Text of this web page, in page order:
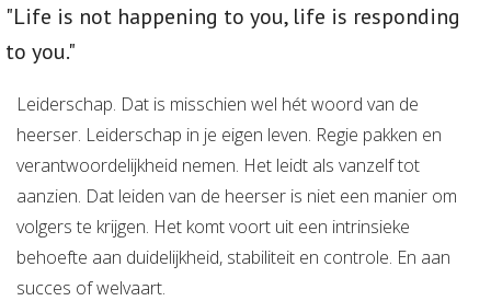
"Life is not happening to you, life is responding
to you."
Leiderschap. Dat is misschien wel hét woord van de
heerser. Leiderschap in je eigen leven. Regie pakken en
verantwoordelijkheid nemen. Het leidt als vanzelf tot
aanzien. Dat leiden van de heerser is niet een manier om
volgers te krijgen. Het komt voort uit een intrinsieke
behoefte aan duidelijkheid, stabiliteit en controle. En aan
succes of welvaart.